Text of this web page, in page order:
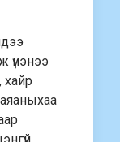
үнэнээ
хайр